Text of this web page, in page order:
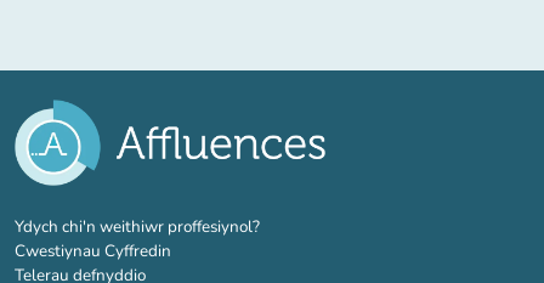
Ydych chi'n weithiwr proffesiynol?(tab newydd)
Cwestiynau Cyffredin
Telerau defnyddio